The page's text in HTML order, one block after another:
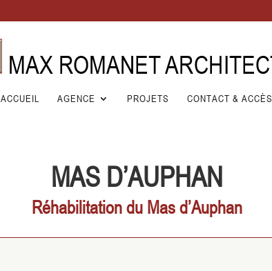
ACCUEIL AGENCE PROJETS CONTACT & ACCÈS
MAS D’AUPHAN
Réhabilitation du Mas d’Auphan